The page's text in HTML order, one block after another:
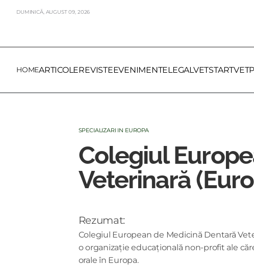
DUMINICĂ, AUGUST09, 2026
HOMEARTICOLEREVISTEEVENIMENTELEGALVETSTARTVET
SPECIALIZARI IN EUROPA
Colegiul
Veterinară
Rezumat:
Colegiul European de Medicină Dentară
o organizație educațională non-profit ale
orale în Europa.